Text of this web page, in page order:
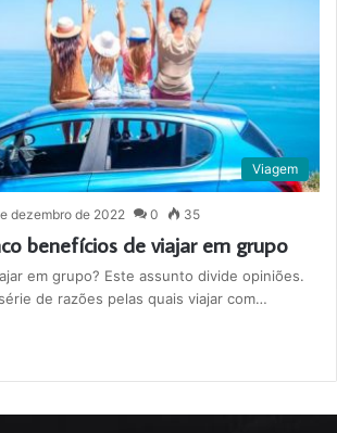
Viagem
dezembro de 2022 0 35
benefícios de viajar em grupo
em grupo? Este assunto divide opiniões.
de razões pelas quais viajar com…